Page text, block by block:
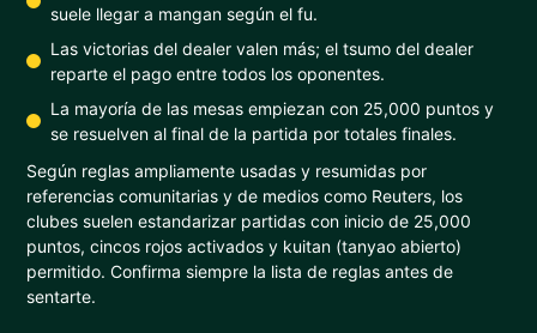
suele llegar a mangan según el fu.
Las victorias del dealer valen más; el tsumo del dealer
reparte el pago entre todos los oponentes.
La mayoría de las mesas empiezan con 25,000 puntos y
se resuelven al final de la partida por totales finales.
Según reglas ampliamente usadas y resumidas por
referencias comunitarias y de medios como Reuters, los
clubes suelen estandarizar partidas con inicio de 25,000
puntos, cincos rojos activados y kuitan (tanyao abierto)
permitido. Confirma siempre la lista de reglas antes de
sentarte.